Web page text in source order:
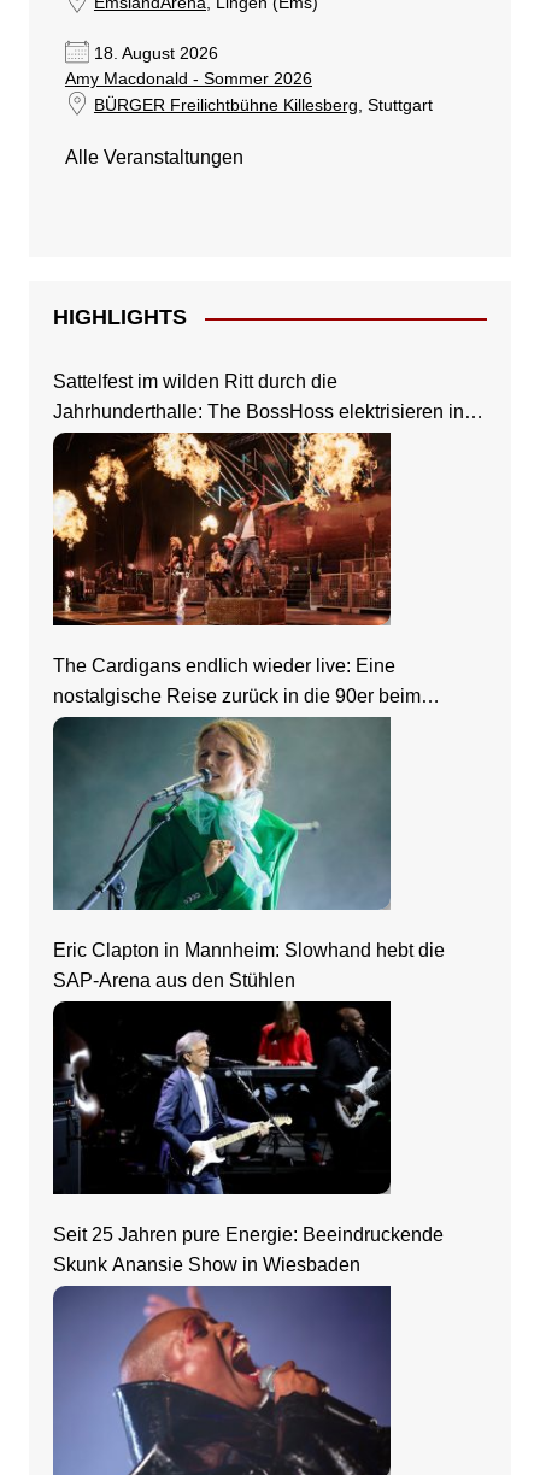
18. August 2026
Amy Macdonald - Sommer 2026
BÜRGER Freilichtbühne Killesberg, Stuttgart
Alle Veranstaltungen
HIGHLIGHTS
Sattelfest im wilden Ritt durch die
Jahrhunderthalle: The BossHoss elektrisieren in
Frankfurt
The Cardigans endlich wieder live: Eine
nostalgische Reise zurück in die 90er beim
Zeltfestival Rhein-Neckar
Eric Clapton in Mannheim: Slowhand hebt die
SAP-Arena aus den Stühlen
Seit 25 Jahren pure Energie: Beeindruckende
Skunk Anansie Show in Wiesbaden